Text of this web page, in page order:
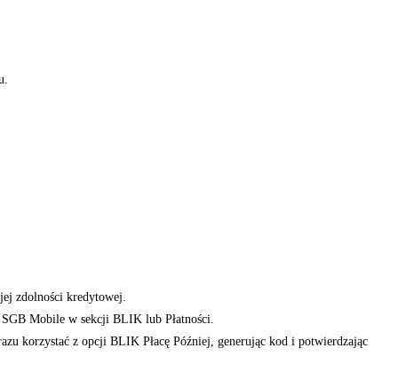
zdolności kredytowej.
Mobile w sekcji BLIK lub Płatności.
korzystać z opcji BLIK Płacę Później, generując kod i potwierdzając